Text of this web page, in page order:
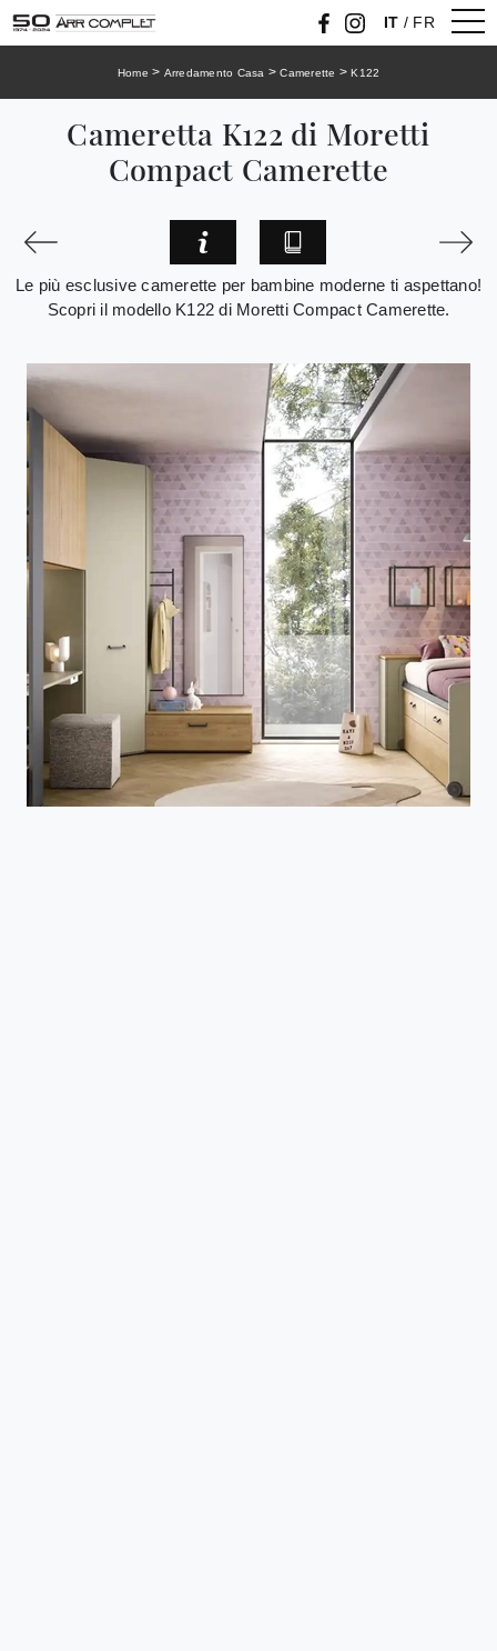
IT / FR
Home > Arredamento Casa >Camerette >K122
Cameretta K122 di Moretti
Compact Camerette
Le più esclusive camerette per bambine moderne ti aspettano!
Scopri il modello K122 di Moretti Compact Camerette.